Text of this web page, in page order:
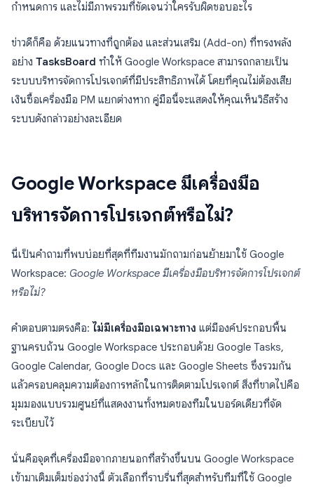
กำหนดการ และไม่มีภาพรวมที่ชัดเจนว่าใครรับผิดชอบอะไร
ข่าวดีก็คือ ด้วยแนวทางที่ถูกต้อง และส่วนเสริม (Add-on) ที่ทรงพลัง
อย่าง TasksBoard ทำให้ Google Workspace สามารถกลายเป็น
ระบบบริหารจัดการโปรเจกต์ที่มีประสิทธิภาพได้ โดยที่คุณไม่ต้องเสีย
เงินซื้อเครื่องมือ PM แยกต่างหาก คู่มือนี้จะแสดงให้คุณเห็นวิธีสร้าง
ระบบดังกล่าวอย่างละเอียด
Google Workspace มีเครื่องมือ
บริหารจัดการโปรเจกต์หรือไม่?
นี่เป็นคำถามที่พบบ่อยที่สุดที่ทีมงานมักถามก่อนย้ายมาใช้ Google
Workspace: Google Workspace มีเครื่องมือบริหารจัดการโปรเจกต์
หรือไม่?
คำตอบตามตรงคือ: ไม่มีเครื่องมือเฉพาะทาง แต่มีองค์ประกอบพื้น
ฐานครบถ้วน Google Workspace ประกอบด้วย Google Tasks,
Google Calendar, Google Docs และ Google Sheets ซึ่งรวมกัน
แล้วครอบคลุมความต้องการหลักในการติดตามโปรเจกต์ สิ่งที่ขาดไปคือ
มุมมองแบบรวมศูนย์ที่แสดงงานทั้งหมดของทีมในบอร์ดเดียวที่จัด
ระเบียบไว้
นั่นคือจุดที่เครื่องมือจากภายนอกที่สร้างขึ้นบน Google Workspace
เข้ามาเติมเต็มช่องว่างนี้ ตัวเลือกที่ราบรื่นที่สุดสำหรับทีมที่ใช้ Google